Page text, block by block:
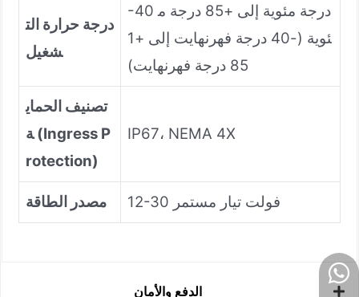
درجة حرارة الت
شغيل
-40 درجة مئوية إلى +85 درجة م
ئوية (-40 درجة فهرنهايت إلى +1
85 درجة فهرنهايت)
تصنيف الحماي
ة (Ingress P
rotection)
IP67، NEMA 4X
مصدر الطاقة 12-30 فولت تيار مستمر
الدفع والأمان